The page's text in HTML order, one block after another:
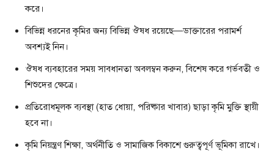
করে।
বিভিন্ন ধরনের কৃমির জন্য বিভিন্ন ঔষধ রয়েছে—ডাক্তারের পরামর্শ
অবশ্যই নিন।
ঔষধ ব্যবহারের সময় সাবধানতা অবলম্বন করুন, বিশেষ করে গর্ভবতী ও
শিশুদের ক্ষেত্রে।
প্রতিরোধমূলক ব্যবস্থা (হাত ধোয়া, পরিষ্কার খাবার) ছাড়া কৃমি মুক্তি স্থায়ী
হবে না।
কৃমি নিয়ন্ত্রণ শিক্ষা, অর্থনীতি ও সামাজিক বিকাশে গুরুত্বপূর্ণ ভূমিকা রাখে।